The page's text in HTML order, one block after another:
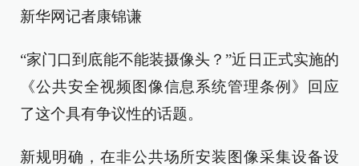
新华网记者康锦谦
“家门口到底能不能装摄像头？”近日正式实施的
《公共安全视频图像信息系统管理条例》回应
了这个具有争议性的话题。
新规明确，在非公共场所安装图像采集设备设